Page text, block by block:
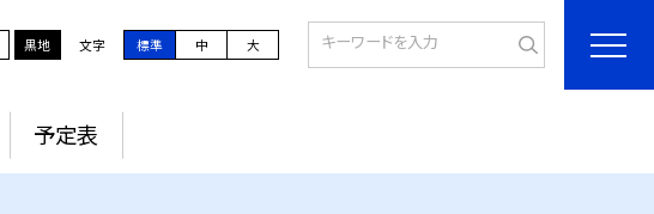
黒地 文字 標準 中 大
予定表